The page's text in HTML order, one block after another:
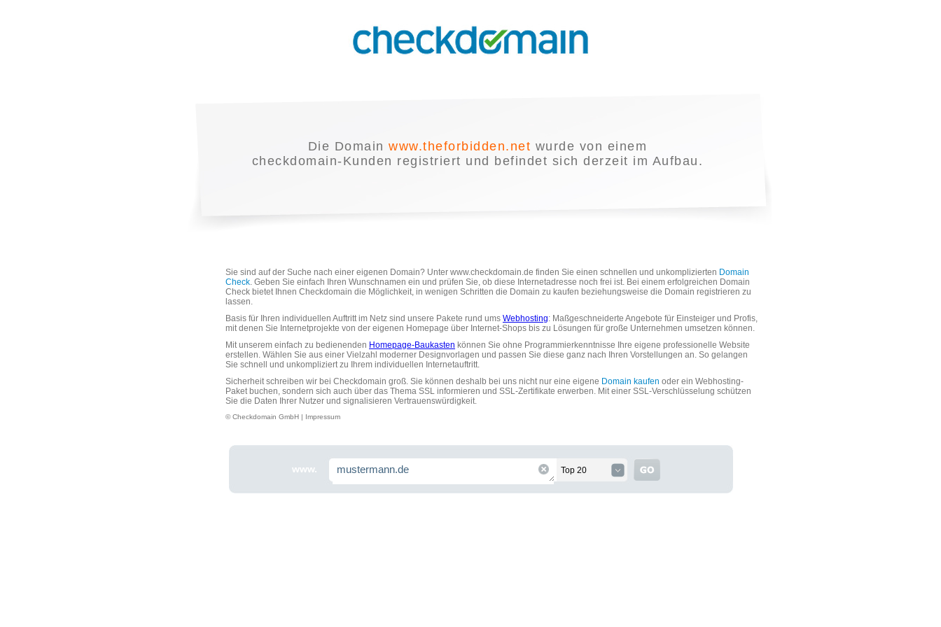
Die Domainwww.theforbidden.net wurde von einem
checkdomain-Kunden registriert und befindet sich derzeit im Aufbau.
Sie sind auf der Suche nach einer eigenen Domain? Unter www.checkdomain.de finden Sie einen schnellen und unkomplizierten Domain
Check. Geben Sie einfach Ihren Wunschnamen ein und prüfen Sie, ob diese Internetadresse noch frei ist. Bei einem erfolgreichen Domain
Check bietet Ihnen Checkdomain die Möglichkeit, in wenigen Schritten die Domain zu kaufen beziehungsweise die Domain registrieren zu
lassen.
Basis für Ihren individuellen Auftritt im Netz sind unsere Pakete rund ums Webhosting: Maßgeschneiderte Angebote für Einsteiger und Profis,
mit denen Sie Internetprojekte von der eigenen Homepage über Internet-Shops bis zu Lösungen für große Unternehmen umsetzen können.
Mit unserem einfach zu bedienenden Homepage-Baukasten können Sie ohne Programmierkenntnisse Ihre eigene professionelle Website
erstellen. Wählen Sie aus einer Vielzahl moderner Designvorlagen und passen Sie diese ganz nach Ihren Vorstellungen an. So gelangen
Sie schnell und unkompliziert zu Ihrem individuellen Internetauftritt.
Sicherheit schreiben wir bei Checkdomain groß. Sie können deshalb bei uns nicht nur eine eigene Domain kaufen oder ein Webhosting-
Paket buchen, sondern sich auch über das Thema SSL informieren und SSL-Zertifikate erwerben. Mit einer SSL-Verschlüsselung schützen
Sie die Daten Ihrer Nutzer und signalisieren Vertrauenswürdigkeit.
© Checkdomain GmbH | Impressum
www. Top 20